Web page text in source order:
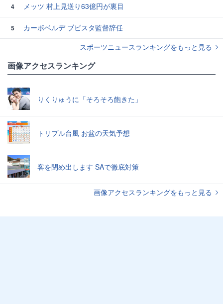
4 メッツ 村上見送り63億円が裏目
5
カーボベルデ ブビスタ監督辞任
スポーツニュースランキングをもっと見る
画像アクセスランキング
りくりゅうに「そろそろ飽きた」
トリプル台風 お盆の天気予想
客を閉め出します SAで徹底対策
画像アクセスランキングをもっと見る